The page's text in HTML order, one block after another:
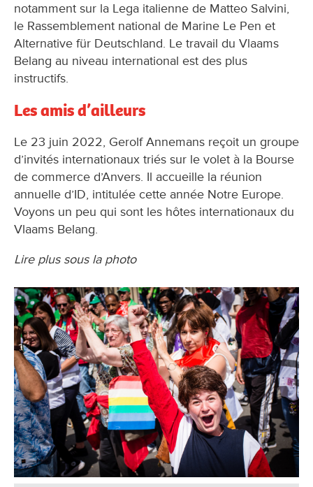
notamment sur la Lega italienne de Matteo Salvini,
le Rassemblement national de Marine Le Pen et
Alternative für Deutschland. Le travail du Vlaams
Belang au niveau international est des plus
instructifs.
Les amis d’ailleurs
Le 23 juin 2022, Gerolf Annemans reçoit un groupe
d’invités internationaux triés sur le volet à la Bourse
de commerce d’Anvers. Il accueille la réunion
annuelle d’ID, intitulée cette année Notre Europe.
Voyons un peu qui sont les hôtes internationaux du
Vlaams Belang.
Lire plus sous la photo